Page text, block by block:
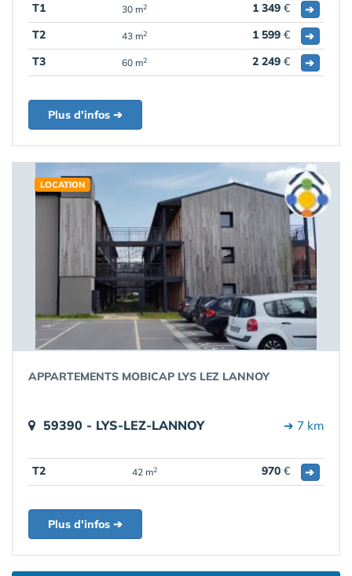
T1 30 m2 1 349 €
➔
T2
43 m2 1 599 €
➔
T3
60 m2 2 249 € ➔
Plus d'infos ➔
LOCATION
APPARTEMENTS MOBICAP LYS LEZ LANNOY
59390 - LYS-LEZ-LANNOY ➔ 7 km
T2 42 m2 970 € ➔
Plus d'infos ➔